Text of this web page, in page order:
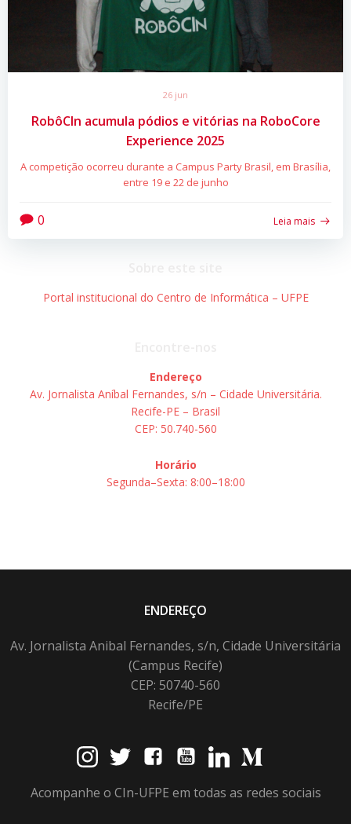
26 jun
RobôCIn acumula pódios e vitórias na RoboCore
Experience 2025
A competição ocorreu durante a Campus Party Brasil, em Brasília,
entre 19 e 22 de junho
0 Leia mais
Portal institucional do Centro de Informática – UFPE
Endereço
Av. Jornalista Aníbal Fernandes, s/n – Cidade Universitária.
Recife-PE – Brasil
CEP: 50.740-560
Horário
Segunda–Sexta: 8:00–18:00
ENDEREÇO
Av. Jornalista Anibal Fernandes, s/n, Cidade Universitária
(Campus Recife)
CEP: 50740-560
Recife/PE
Acompanhe o CIn-UFPE em todas as redes sociais